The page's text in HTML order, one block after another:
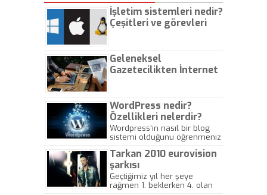
İşletim sistemleri nedir?
Çeşitleri ve görevleri
Geleneksel
Gazetecilikten İnternet
WordPress nedir?
Özellikleri nelerdir?
Wordpress'in nasıl bir blog
sistemi olduğunu öğrenmeniz
Tarkan 2010 eurovision
şarkısı
Geçtiğimiz yıl her şeye
rağmen 1. beklerken 4. olan